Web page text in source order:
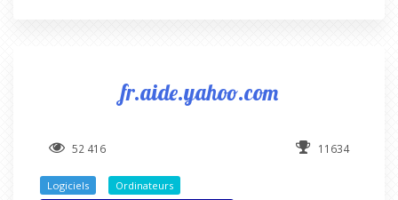
fr.aide.yahoo.com
52 416 11634
Logiciels
Ordinateurs